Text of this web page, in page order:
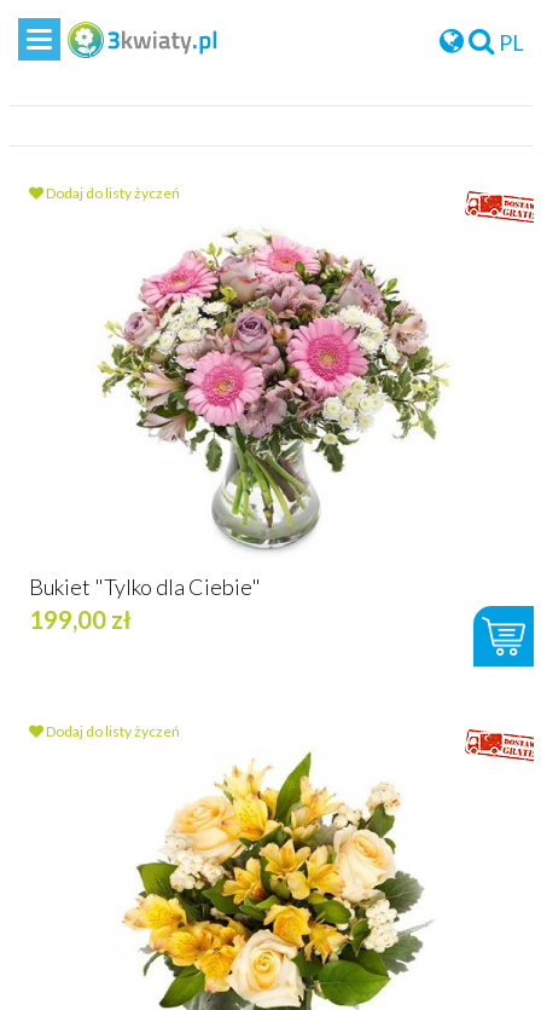
PL
Dodaj do listy życzeń
Bukiet "Tylko dla Ciebie"
199,00 zł
Dodaj do listy życzeń